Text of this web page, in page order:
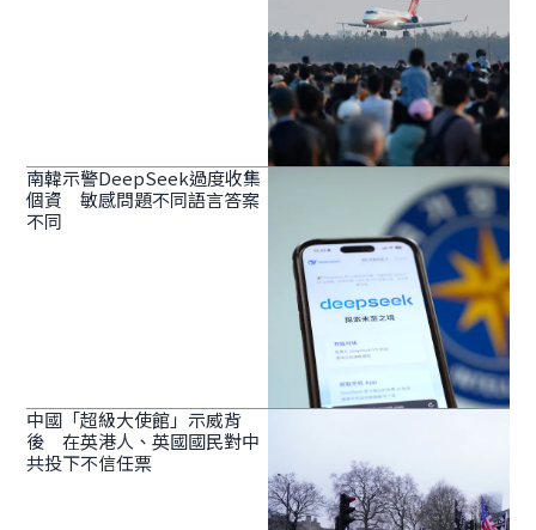
南韓示警DeepSeek過度收集
個資 敏感問題不同語言答案
不同
中國「超級大使館」示威背
後 在英港人、英國國民對中
共投下不信任票